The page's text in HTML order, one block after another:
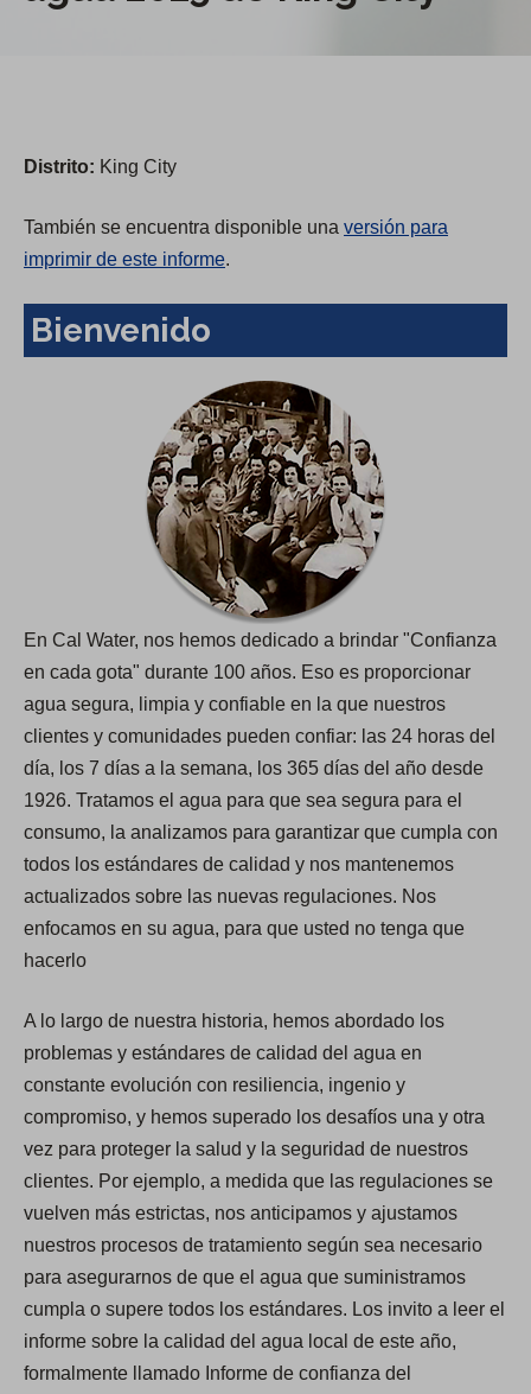
Distrito: King City
También se encuentra disponible una versión para
imprimir de este informe.
Bienvenido
En Cal Water, nos hemos dedicado a brindar "Confianza
en cada gota​​​​​​​" durante 100 años. Eso es proporcionar
agua segura, limpia y confiable en la que nuestros
clientes y comunidades pueden confiar: las 24 horas del
día, los 7 días a la semana, los 365 días del año desde
1926. Tratamos el agua para que sea segura para el
consumo, la analizamos para garantizar que cumpla con
todos los estándares de calidad y nos mantenemos
actualizados sobre las nuevas regulaciones. Nos
enfocamos en su agua, para que usted no tenga que
hacerlo
A lo largo de nuestra historia, hemos abordado los
problemas y estándares de calidad del agua en
constante evolución con resiliencia, ingenio y
compromiso, y hemos superado los desafíos una y otra
vez para proteger la salud y la seguridad de nuestros
clientes. Por ejemplo, a medida que las regulaciones se
vuelven más estrictas, nos anticipamos y ajustamos
nuestros procesos de tratamiento según sea necesario
para asegurarnos de que el agua que suministramos
cumpla o supere todos los estándares. Los invito a leer el
informe sobre la calidad del agua local de este año,
formalmente llamado Informe de confianza del